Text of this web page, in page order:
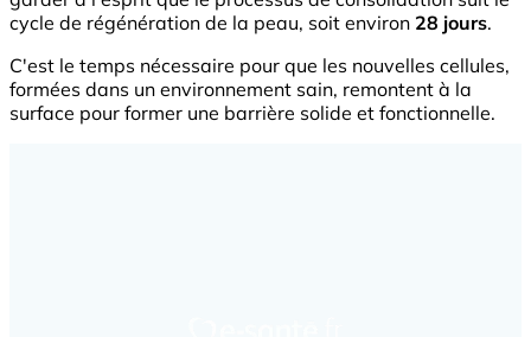
cycle de régénération de la peau, soit environ 28 jours.
C'est le temps nécessaire pour que les nouvelles cellules,
formées dans un environnement sain, remontent à la
surface pour former une barrière solide et fonctionnelle.